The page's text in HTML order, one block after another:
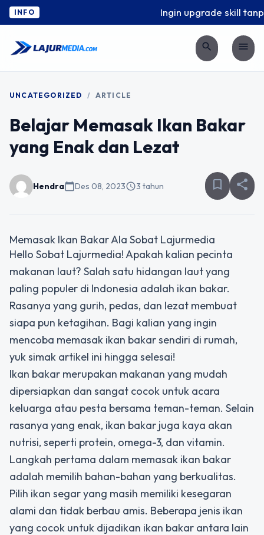
INFO Ingin upgrade skill
search menu
UNCATEGORIZED / ARTICLE
Belajar Memasak Ikan Bakar
yang Enak dan Lezat
Hendracalendar_todayDes 08, 2023schedule3 tahun bookmark_border share
Memasak Ikan Bakar Ala Sobat Lajurmedia
Hello Sobat Lajurmedia! Apakah kalian pecinta
makanan laut? Salah satu hidangan laut yang
paling populer di Indonesia adalah ikan bakar.
Rasanya yang gurih, pedas, dan lezat membuat
siapa pun ketagihan. Bagi kalian yang ingin
mencoba memasak ikan bakar sendiri di rumah,
yuk simak artikel ini hingga selesai!
Ikan bakar merupakan makanan yang mudah
dipersiapkan dan sangat cocok untuk acara
keluarga atau pesta bersama teman-teman. Selain
rasanya yang enak, ikan bakar juga kaya akan
nutrisi, seperti protein, omega-3, dan vitamin.
Langkah pertama dalam memasak ikan bakar
adalah memilih bahan-bahan yang berkualitas.
Pilih ikan segar yang masih memiliki kesegaran
alami dan tidak berbau amis. Beberapa jenis ikan
yang cocok untuk dijadikan ikan bakar antara lain